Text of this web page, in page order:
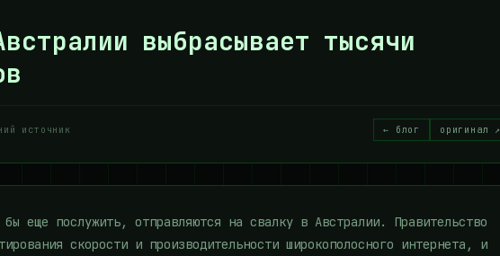
выбрасывает тысячи
источник ← блог оригинал ↗
еще послужить, отправляются на свалку в Австралии. Правительство
скорости и производительности широкополосного интернета, и